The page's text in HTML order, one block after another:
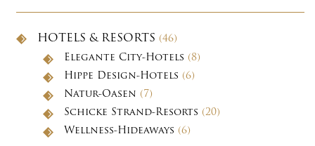
HOTELS & RESORTS (46)
Elegante City-Hotels (8)
Hippe Design-Hotels (6)
Natur-Oasen (7)
Schicke Strand-Resorts (20)
Wellness-Hideaways (6)